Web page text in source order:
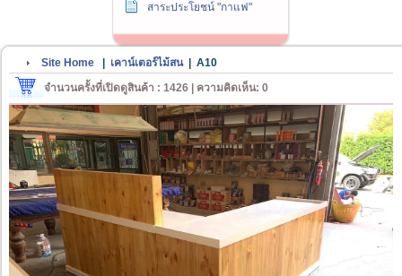
สาระประโยชน์ "กาแฟ"
Site Home เคาน์เตอร์ไม้สน| A10
จำนวนครั้งที่เปิดดูสินค้า : 1426 | ความคิดเห็น: 0